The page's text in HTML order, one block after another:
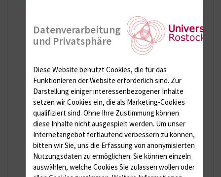
Bildgebungsdaten werden mit Methoden der
Strömungsmechanik präzisiert, um
hämodynamische Kennwerte zuverlässiger zu
erfassen.
Modelle validieren
Patientenindividuelle Replikate von
Hirnaneurysmen dienen der
Methodenvalidierung und ergänzen die
Datenverarbeitung
und Privatsphäre
Diese Website benutzt Cookies, die für das
Funktionieren der Website erforderlich sind. Zur
Darstellung einiger interessenbezogener Inhalte
setzen wir Cookies ein, die als Marketing-Cookies
qualifiziert sind. Ohne Ihre Zustimmung können
diese Inhalte nicht ausgespielt werden. Um unser
Internetangebot fortlaufend verbessern zu können,
bitten wir Sie, uns die Erfassung von anonymisierten
Nutzungsdaten zu ermöglichen. Sie können einzeln
auswählen, welche Cookies Sie zulassen wollen oder